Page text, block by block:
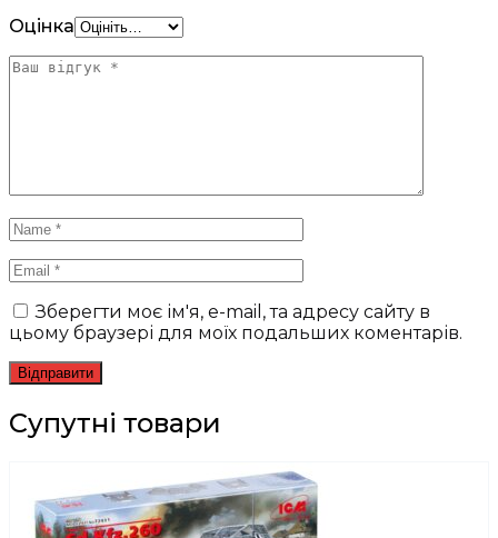
Оцінка
Зберегти моє ім'я, e-mail, та адресу сайту в
цьому браузері для моїх подальших коментарів.
Супутні товари